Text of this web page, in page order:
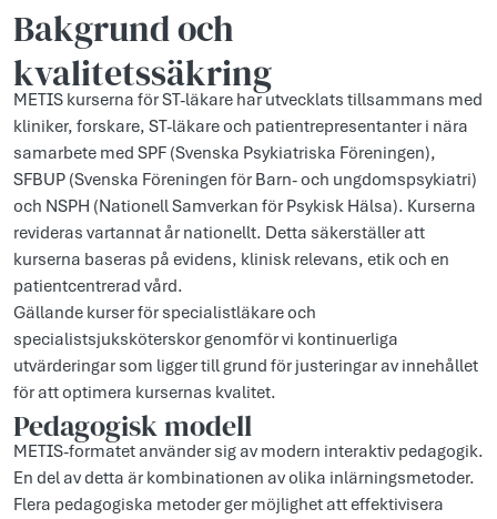
Bakgrund och
kvalitetssäkring
METIS kurserna för ST-läkare har utvecklats tillsammans med
kliniker, forskare, ST-läkare och patientrepresentanter i nära
samarbete med SPF (Svenska Psykiatriska Föreningen),
SFBUP (Svenska Föreningen för Barn- och ungdomspsykiatri)
och NSPH (Nationell Samverkan för Psykisk Hälsa). Kurserna
revideras vartannat år nationellt. Detta säkerställer att
kurserna baseras på evidens, klinisk relevans, etik och en
patientcentrerad vård.
Gällande kurser för specialistläkare och
specialistsjuksköterskor genomför vi kontinuerliga
utvärderingar som ligger till grund för justeringar av innehållet
för att optimera kursernas kvalitet.
Pedagogisk modell
METIS-formatet använder sig av modern interaktiv pedagogik.
En del av detta är kombinationen av olika inlärningsmetoder.
Flera pedagogiska metoder ger möjlighet att effektivisera